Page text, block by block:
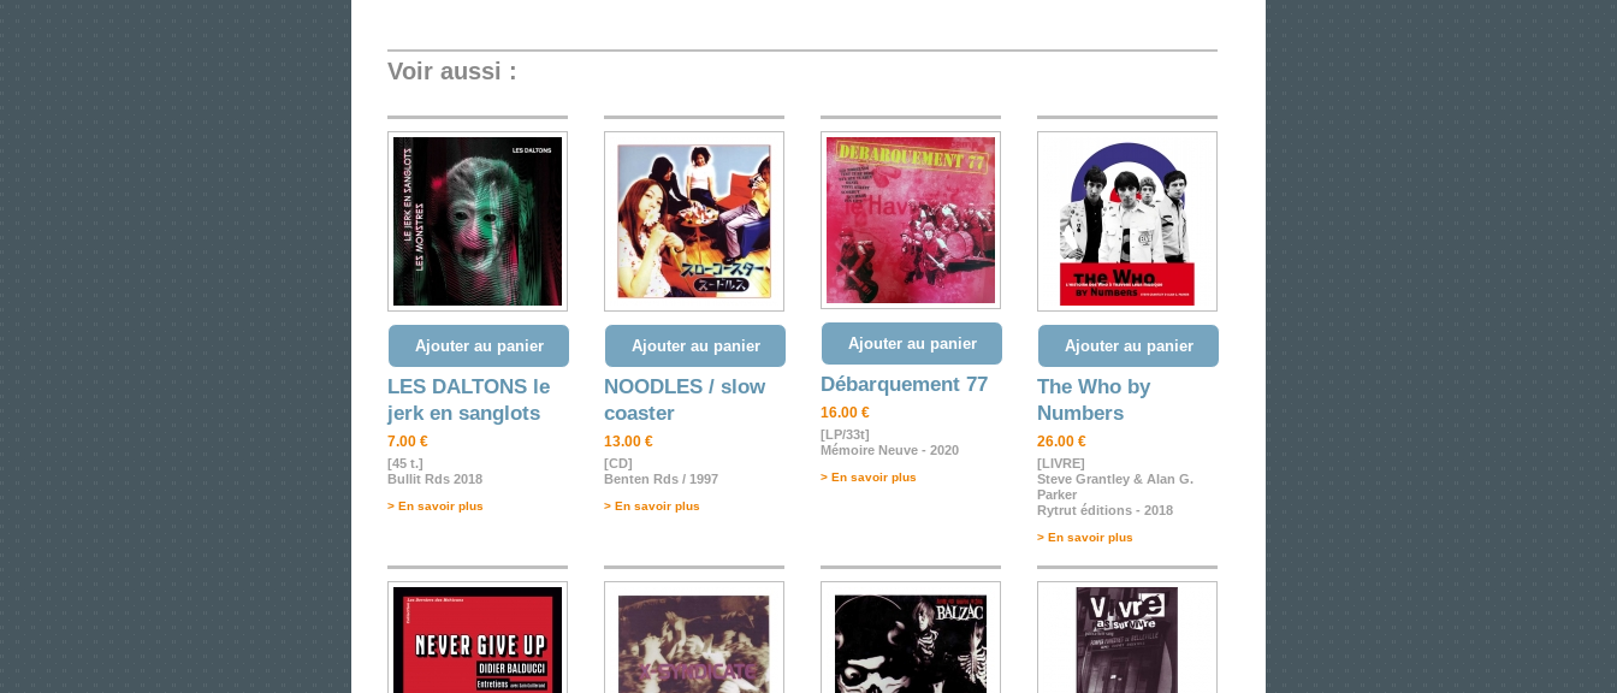
Voir aussi :
Ajouter au panier
LES DALTONS le
jerk en sanglots
7.00 €
[45 t.]
Bullit Rds 2018
> En savoir plus
Ajouter au panier
NOODLES / slow
coaster
13.00 €
[CD]
Benten Rds / 1997
> En savoir plus
Ajouter au panier
Débarquement 77
16.00 €
[LP/33t]
Mémoire Neuve - 2020
> En savoir plus
Ajouter au panier
The Who by
Numbers
26.00 €
[LIVRE]
Steve Grantley & Alan G.
Parker
Rytrut éditions - 2018
> En savoir plus